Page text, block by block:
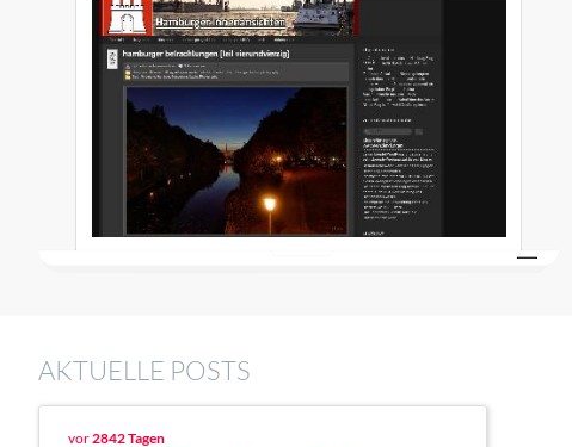
AKTUELLE POSTS
vor2842 Tagen